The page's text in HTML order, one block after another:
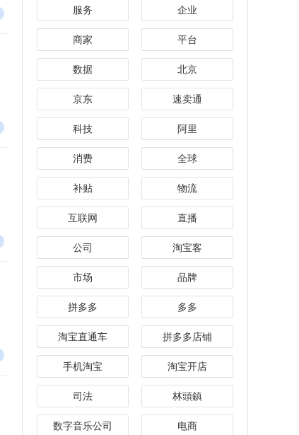
服务 企业
商家 平台
数据 北京
京东 速卖通
科技 阿里
消费 全球
补贴 物流
互联网 直播
公司 淘宝客
市场 品牌
拼多多 多多
淘宝直通车 拼多多店铺
手机淘宝 淘宝开店
司法 林頭鎮
数字音乐公司 电商